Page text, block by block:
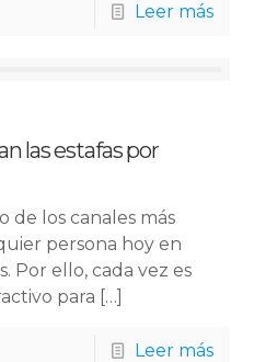
Leer más
las estafas por
de los canales más
persona hoy en
Por ello, cada vez es
para […]
Leer más